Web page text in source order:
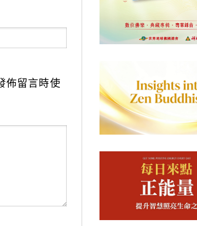
佈留言時使